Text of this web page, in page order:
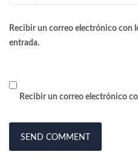
Recibir un correo electrónico con
entrada.
Recibir un correo electrónico